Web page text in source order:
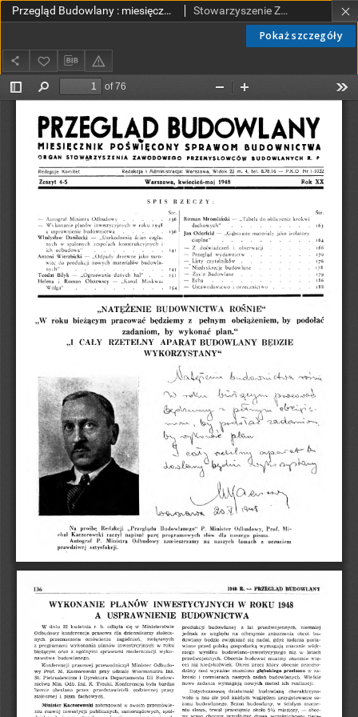
Pokaż szczegóły
Przegląd Budowlany : miesięcznik poświęcony sprawom budownictwa : organ Stowarzyszenia Zawodowego Przemysłowców Budowlanych R. P. R. 20 nr 4/5 (1948) Stowarzyszenie Zawodowe Przemysłowców Budowlanych Rzeczypospolitej Polskiej.